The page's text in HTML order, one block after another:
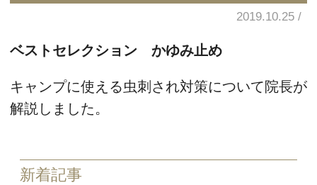
2019.10.25
ベストセレクション かゆみ止め
キャンプに使える虫刺され対策について院長が
解説しました。
新着記事